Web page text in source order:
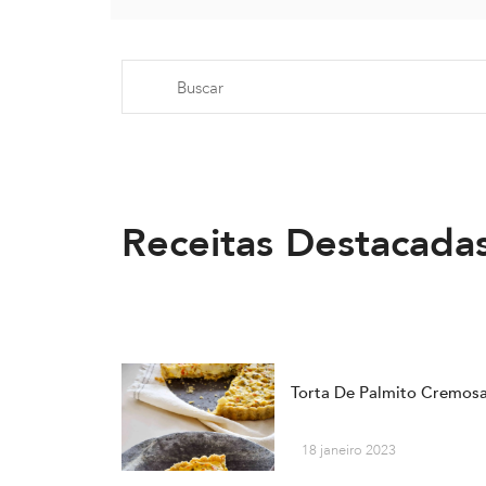
Receitas
Torta De Palmito
18 janeiro 2023